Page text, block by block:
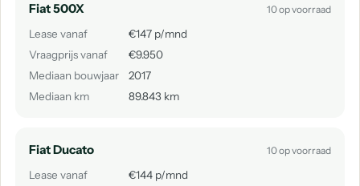
Fiat 500X 10 op voorraad
Lease vanaf
€147 p/mnd
Vraagprijs vanaf
€9.950
Mediaan bouwjaar
2017
Mediaan km
89.843 km
Fiat Ducato 10 op voorraad
Lease vanaf
€144 p/mnd